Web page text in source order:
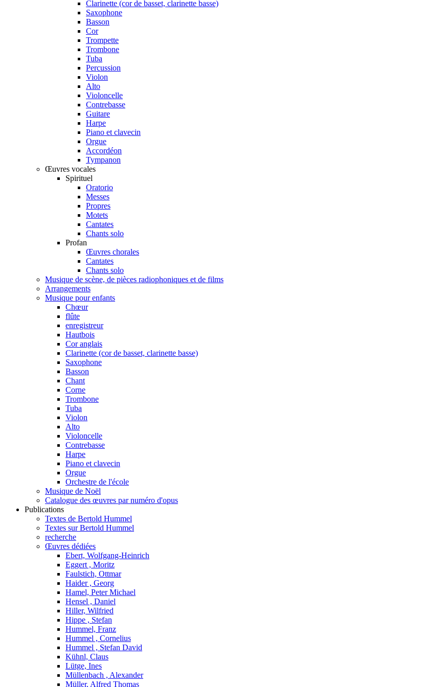
Clarinette (cor de basset, clarinette basse)
Saxophone
Basson
Cor
Trompette
Trombone
Tuba
Percussion
Violon
Alto
Violoncelle
Contrebasse
Guitare
Harpe
Piano et clavecin
Orgue
Accordéon
Tympanon
Œuvres vocales
Spirituel
Oratorio
Messes
Propres
Motets
Cantates
Chants solo
Profan
Œuvres chorales
Cantates
Chants solo
Musique de scène, de pièces radiophoniques et de films
Arrangements
Musique pour enfants
Chœur
flûte
enregistreur
Hautbois
Cor anglais
Clarinette (cor de basset, clarinette basse)
Saxophone
Basson
Chant
Corne
Trombone
Tuba
Violon
Alto
Violoncelle
Contrebasse
Harpe
Piano et clavecin
Orgue
Orchestre de l'école
Musique de Noël
Catalogue des œuvres par numéro d'opus
Publications
Textes de Bertold Hummel
Textes sur Bertold Hummel
recherche
Œuvres dédiées
Ebert, Wolfgang-Heinrich
Eggert , Moritz
Faulstich, Ottmar
Haider , Georg
Hamel, Peter Michael
Hensel , Daniel
Hiller, Wilfried
Hippe , Stefan
Hummel, Franz
Hummel , Cornelius
Hummel , Stefan David
Kühnl, Claus
Lütge, Ines
Müllenbach , Alexander
Müller, Alfred Thomas